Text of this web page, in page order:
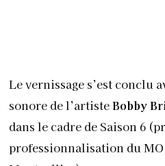
Le vernissage s’est conclu
sonore de l’artisteBobby
dans le cadre de Saison 6
professionnalisation du